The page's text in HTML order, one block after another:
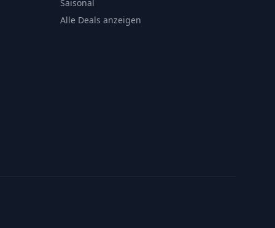
Saisonal
Alle Deals anzeigen